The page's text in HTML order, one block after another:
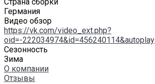
Германия
Видео обзор
https://vk.com/video_ext.php?
oid=-222034974&id=456240114&autoplay
Сезонность
Зима
О компании
Отзывы